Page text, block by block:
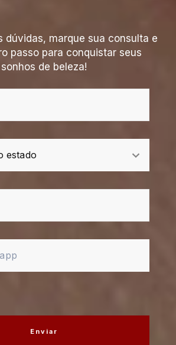
dúvidas, marque sua consulta e
passo para conquistar seus
sonhos de beleza!